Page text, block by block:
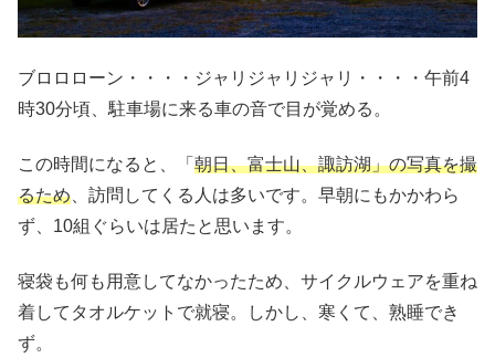
ブロロローン・・・・ジャリジャリジャリ・・・・午前4
時30分頃、駐車場に来る車の音で目が覚める。
この時間になると、「 朝日、富士山、諏訪湖」の写真を撮
るため 、訪問してくる人は多いです。早朝にもかかわら
ず、10組ぐらいは居たと思います。
寝袋も何も用意してなかったため、サイクルウェアを重ね
着してタオルケットで就寝。しかし、寒くて、熟睡でき
ず。